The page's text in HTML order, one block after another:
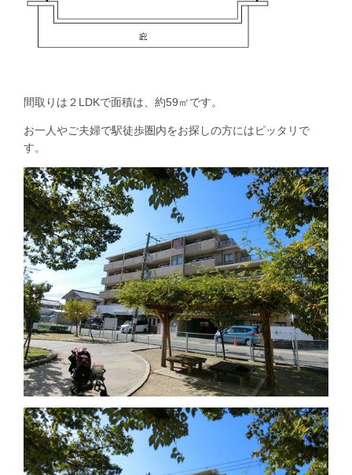
間取りは２LDKで面積は、約59㎡です。
お一人やご夫婦で駅徒歩圏内をお探しの方にはピッタリで
す。